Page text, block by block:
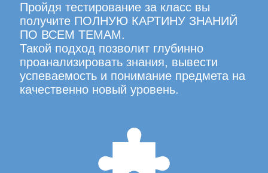
Пройдя тестирование за класс вы
получите ПОЛНУЮ КАРТИНУ ЗНАНИЙ
ПО ВСЕМ ТЕМАМ.
Такой подход позволит глубинно
проанализировать знания, вывести
успеваемость и понимание предмета на
качественно новый уровень.